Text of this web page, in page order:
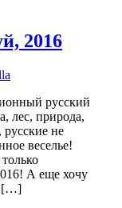
2016
русский
лес, природа,
не
веселье!
А еще хочу
[…]